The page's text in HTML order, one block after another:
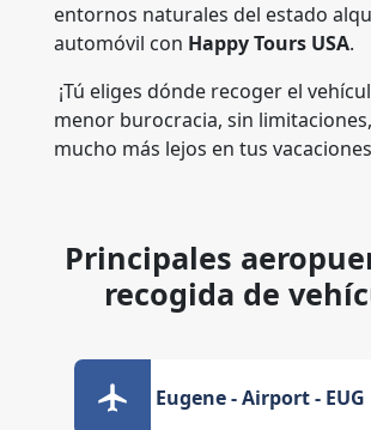
entornos naturales del estado
automóvil con Happy Tours USA.
¡Tú eliges dónde recoger el
menor burocracia, sin
mucho más lejos en tus
Principales
recogida de
Eugene - Airport - EUG